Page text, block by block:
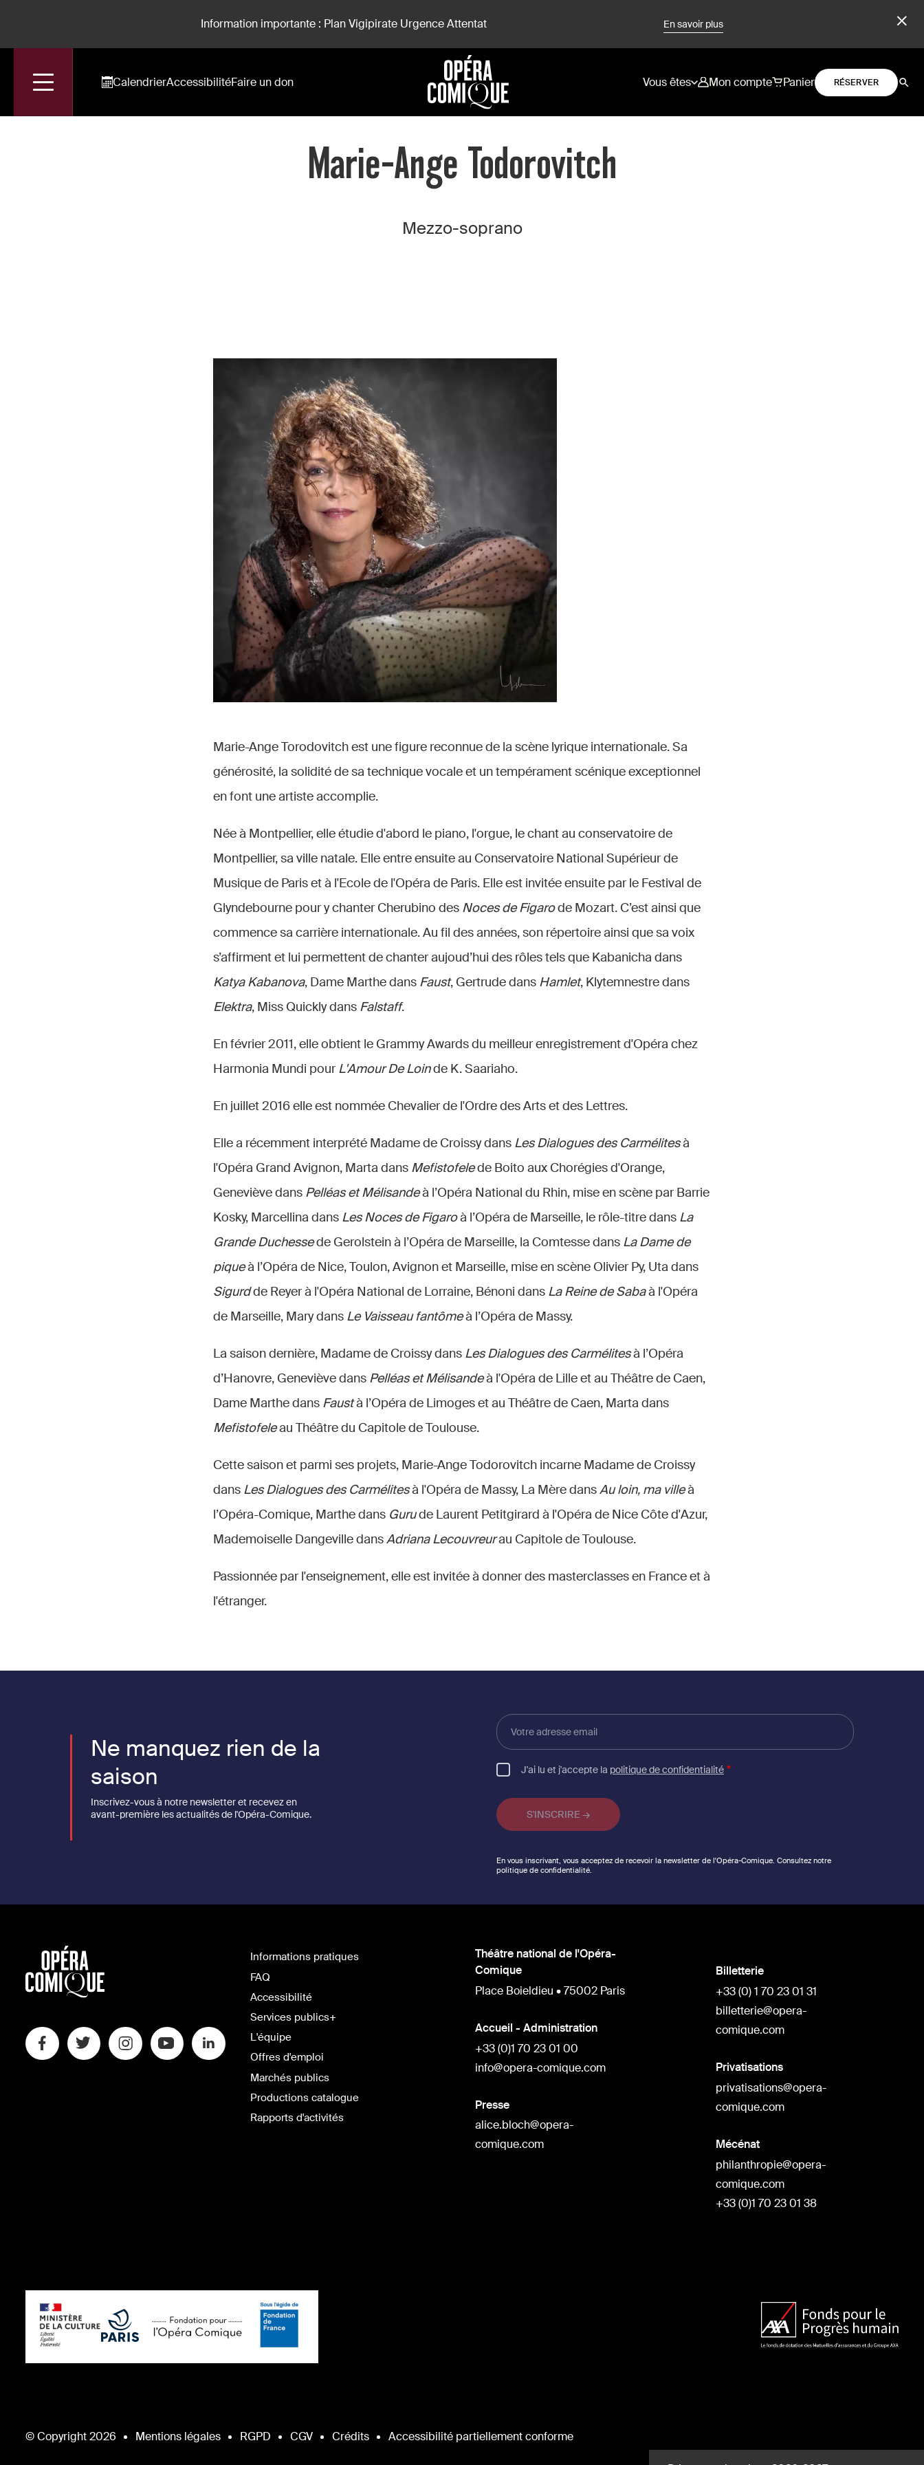
Information importante : Plan Vigipirate Urgence Attentat En savoir plus
CalendrierAccessibilitéFaire un don Vous êtes Mon compte Panier RÉSERVER
Accueil Marie-Ange Todorovitch
Marie-Ange Todorovitch
Mezzo-soprano
Marie-Ange Torodovitch est une figure reconnue de la scène lyrique internationale. Sa
générosité, la solidité de sa technique vocale et un tempérament scénique exceptionnel
en font une artiste accomplie.
Née à Montpellier, elle étudie d'abord le piano, l'orgue, le chant au conservatoire de
Montpellier, sa ville natale. Elle entre ensuite au Conservatoire National Supérieur de
Musique de Paris et à l'Ecole de l'Opéra de Paris. Elle est invitée ensuite par le Festival de
Glyndebourne pour y chanter Cherubino des Noces de Figarode Mozart. C’est ainsi que
commence sa carrière internationale. Au fil des années, son répertoire ainsi que sa voix
s’affirment et lui permettent de chanter aujoud’hui des rôles tels que Kabanicha dans
Katya Kabanova, Dame Marthe dans Faust, Gertrude dans Hamlet, Klytemnestre dans
Elektra, Miss Quickly dans Falstaff.
En février 2011, elle obtient le Grammy Awards du meilleur enregistrement d'Opéra chez
Harmonia Mundi pourL'Amour De Loinde K. Saariaho.
En juillet 2016 elle est nommée Chevalier de l'Ordre des Arts et des Lettres.
Elle a récemment interprété Madame de Croissy dans Les Dialogues des Carmélitesà
l'Opéra Grand Avignon, Marta dans Mefistofelede Boito aux Chorégies d'Orange,
Geneviève dans Pelléas et Mélisandeà l’Opéra National du Rhin, mise en scène par Barrie
Kosky, Marcellina dans Les Noces de Figaroà l’Opéra de Marseille, le rôle-titre dans La
Grande Duchessede Gerolstein à l’Opéra de Marseille, la Comtesse dans La Dame de
piqueà l’Opéra de Nice, Toulon, Avignon et Marseille, mise en scène Olivier Py, Uta dans
Sigurdde Reyer à l'Opéra National de Lorraine, Bénoni dans La Reine de Sabaà l'Opéra
de Marseille, Mary dans Le Vaisseau fantômeà l’Opéra de Massy.
La saison dernière, Madame de Croissy dansLes Dialogues des Carmélitesà l’Opéra
d’Hanovre, Geneviève dans Pelléas et Mélisandeà l'Opéra de Lille et au Théâtre de Caen,
Dame Marthe dans Faustà l’Opéra de Limoges et au Théâtre de Caen, Marta dans
Mefistofeleau Théâtre du Capitole de Toulouse.
Cette saison et parmi ses projets, Marie-Ange Todorovitch incarne Madame de Croissy
dans Les Dialogues des Carmélitesà l'Opéra de Massy, La Mère dansAu loin, ma villeà
l’Opéra-Comique, Marthe dans Gurude Laurent Petitgirard à l'Opéra de Nice Côte d'Azur,
Mademoiselle Dangeville dansAdriana Lecouvreurau Capitole de Toulouse.
Passionnée par l'enseignement, elle est invitée à donner des masterclasses en France et à
l'étranger.
Ne manquez rien de la
saison
Inscrivez-vous à notre newsletter et recevez en
avant-première les actualités de l'Opéra-Comique.
Votre
adresse
email
J'ai lu et j'accepte la politique de confidentialité
En vous inscrivant, vous acceptez de recevoir la newsletter de l'Opéra-Comique. Consultez notre
politique de confidentialité.
Informations pratiques
FAQ
Accessibilité
Services publics+
L'équipe
Offres d'emploi
Marchés publics
Productions catalogue
Rapports d'activités
Théâtre national de l'Opéra-
Comique
Place Boieldieu • 75002 Paris
Accueil - Administration
+33 (0)1 70 23 01 00
info@opera-comique.com
Presse
alice.bloch@opera-
comique.com
Billetterie
+33 (0) 1 70 23 01 31
billetterie@opera-
comique.com
Privatisations
privatisations@opera-
comique.com
Mécénat
philanthropie@opera-
comique.com
+33 (0)1 70 23 01 38
© Copyright 2026 Mentions légales RGPD CGV Crédits Accessibilité partiellement conforme